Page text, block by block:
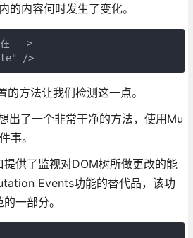
的内容何时发生了变化。
在 -->
<slot @change="update" />
方法让我们检测这一点。
出了一个非常干净的方法，使用Mu
事。
供了监视对DOM树所做更改的能
Events功能的替代品，该功
一部分。